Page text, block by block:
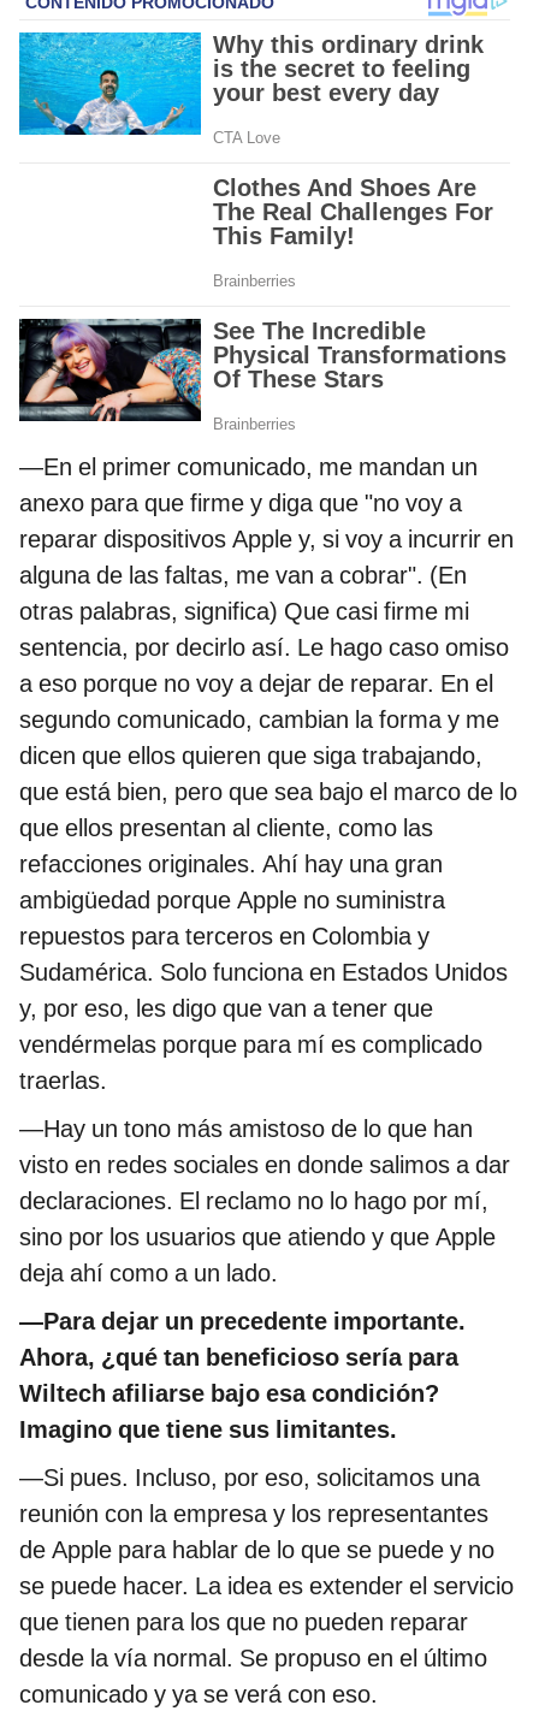
—En el primer comunicado, me mandan un
anexo para que firme y diga que "no voy a
reparar dispositivos Apple y, si voy a incurrir en
alguna de las faltas, me van a cobrar". (En
otras palabras, significa) Que casi firme mi
sentencia, por decirlo así. Le hago caso omiso
a eso porque no voy a dejar de reparar. En el
segundo comunicado, cambian la forma y me
dicen que ellos quieren que siga trabajando,
que está bien, pero que sea bajo el marco de lo
que ellos presentan al cliente, como las
refacciones originales. Ahí hay una gran
ambigüedad porque Apple no suministra
repuestos para terceros en Colombia y
Sudamérica. Solo funciona en Estados Unidos
y, por eso, les digo que van a tener que
vendérmelas porque para mí es complicado
traerlas.
—Hay un tono más amistoso de lo que han
visto en redes sociales en donde salimos a dar
declaraciones. El reclamo no lo hago por mí,
sino por los usuarios que atiendo y que Apple
deja ahí como a un lado.
—Para dejar un precedente importante.
Ahora, ¿qué tan beneficioso sería para
Wiltech afiliarse bajo esa condición?
Imagino que tiene sus limitantes.
—Si pues. Incluso, por eso, solicitamos una
reunión con la empresa y los representantes
de Apple para hablar de lo que se puede y no
se puede hacer. La idea es extender el servicio
que tienen para los que no pueden reparar
desde la vía normal. Se propuso en el último
comunicado y ya se verá con eso.